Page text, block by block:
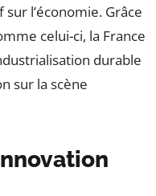
l’économie. Grâce
celui-ci, la France
durable
sur la scène